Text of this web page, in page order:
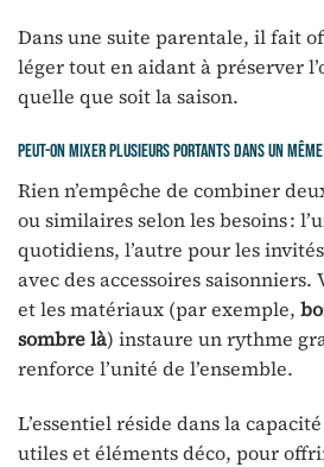
Dans une suite parentale, il fait
léger tout en aidant à préserver
quelle que soit la saison.
Peut-on mixer plusieurs portants dans un
Rien n’empêche de combiner
ou similaires selon les besoins :
quotidiens, l’autre pour les
avec des accessoires
et les matériaux (par exemple,
sombre là) instaure un rythme
renforce l’unité de l’ensemble.
L’essentiel réside dans la
utiles et éléments déco, pour